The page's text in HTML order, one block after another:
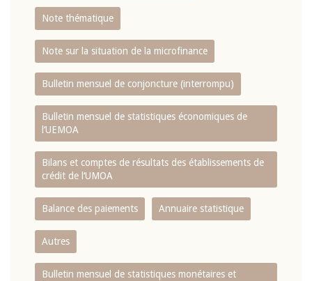
Note thématique
Note sur la situation de la microfinance
Bulletin mensuel de conjoncture (interrompu)
Bulletin mensuel de statistiques économiques de
l‘UEMOA
Bilans et comptes de résultats des établissements de
crédit de l‘UMOA
Balance des paiements Annuaire statistique
Autres
Bulletin mensuel de statistiques monétaires et